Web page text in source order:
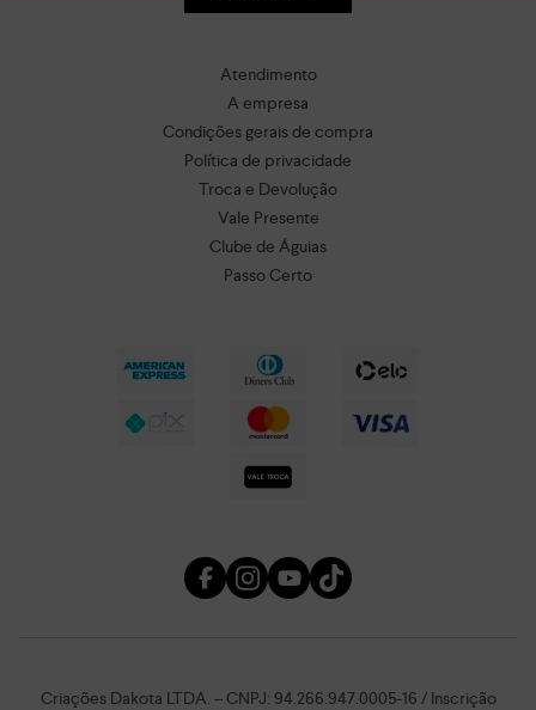
Atendimento
A empresa
Condições gerais de compra
Política de privacidade
Troca e Devolução
Vale Presente
Clube de Águias
Passo Certo
Criações Dakota LTDA. – CNPJ: 94.266.947.0005-16 / Inscrição